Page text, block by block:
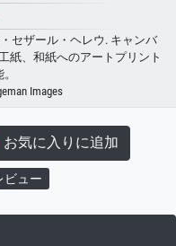
セザール・ヘレウ. キャンバ
紙、和紙へのアートプリント
Images
気に入りに追加
ビュー